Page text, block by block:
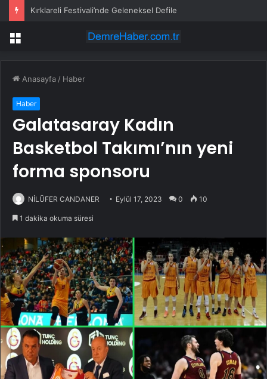
Kırklareli Festivali’nde Geleneksel Defile
Menü
Anasayfa / Haber
Haber
Galatasaray Kadın
Basketbol Takımı’nın yeni
forma sponsoru
NİLÜFER CANDANER Eylül 17, 2023 0 10
1 dakika okuma süresi